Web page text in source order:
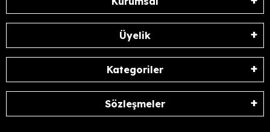
Üyelik
Kategoriler
Sözleşmeler